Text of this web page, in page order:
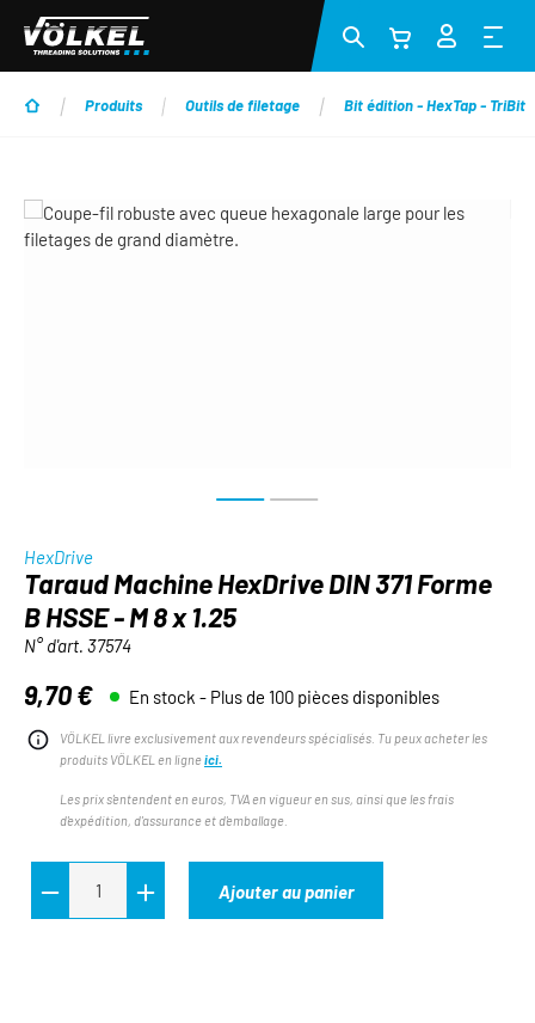
Passer au contenu principal
Produits Outils de filetage Bit édition - HexTap - TriBit
Ignorer la galerie d'images
HexDrive
Taraud Machine HexDrive DIN 371 Forme
B HSSE - M 8 x 1.25
N° d'art. 37574
Prix régulier :
9,70 € En stock - Plus de 100 pièces disponibles
VÖLKEL livre exclusivement aux revendeurs spécialisés. Tu peux acheter les
produits VÖLKEL en ligne ici.
Les prix s'entendent en euros, TVA en vigueur en sus, ainsi que les frais
d'expédition, d'assurance et d'emballage.
Ajouter au panier